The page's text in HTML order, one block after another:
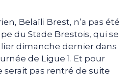
Belaïli Brest, n’a pas été
du Stade Brestois, qui se
dimanche dernier dans
de Ligue 1. Et pour
serait pas rentré de suite